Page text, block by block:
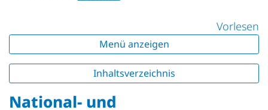
Vorlesen
Menü anzeigen
Inhaltsverzeichnis
National- und